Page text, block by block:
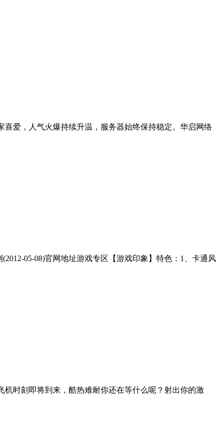
爱，人气火爆持续升温，服务器始终保持稳定。华启网络
05-08)官网地址游戏专区【游戏印象】特色：1、卡通风
时刻即将到来，酷热难耐你还在等什么呢？射出你的激